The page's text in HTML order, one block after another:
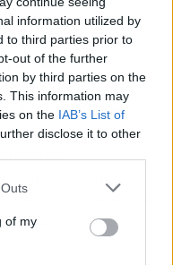
information utilized by
to third parties prior to
out of the further
by third parties on the
This information may
on the IAB’s List of
disclose it to other
of my
tercios del
las
norte fueron
otros destinos.
meses de
Unidos, por su
y un 4%,